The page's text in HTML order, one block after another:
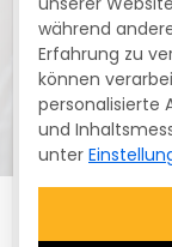
der
Davon
über 25
wurden
100
ob Ihre
während
Erfahrung zu
können
personalisierte
und
unter